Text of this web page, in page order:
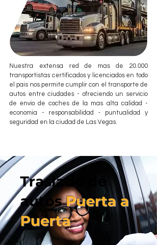
Nuestra extensa red de mas de 20.000
transportistas certificados y licenciados en todo
el pais nos permite cumplir con el transporte de
autos entre ciudades - ofreciendo un servicio
de envio de coches de la mas alta calidad -
economia - responsabilidad - puntualidad y
seguridad en la ciudad de Las Vegas.
Traslado de
autosPuerta a
Puerta